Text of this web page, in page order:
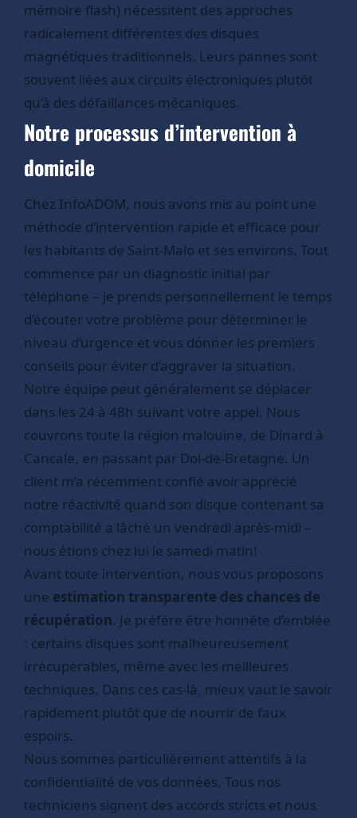
mémoire flash) nécessitent des approches
radicalement différentes des disques
magnétiques traditionnels. Leurs pannes sont
souvent liées aux circuits électroniques plutôt
qu’à des défaillances mécaniques.
Notre processus d’intervention à
domicile
Chez InfoADOM, nous avons mis au point une
méthode d’intervention rapide et efficace pour
les habitants de Saint-Malo et ses environs. Tout
commence par un diagnostic initial par
téléphone – je prends personnellement le temps
d’écouter votre problème pour déterminer le
niveau d’urgence et vous donner les premiers
conseils pour éviter d’aggraver la situation.
Notre équipe peut généralement se déplacer
dans les 24 à 48h suivant votre appel. Nous
couvrons toute la région malouine, de Dinard à
Cancale, en passant par Dol-de-Bretagne. Un
client m’a récemment confié avoir apprécié
notre réactivité quand son disque contenant sa
comptabilité a lâché un vendredi après-midi –
nous étions chez lui le samedi matin!
Avant toute intervention, nous vous proposons
une estimation transparente des chances de
récupération. Je préfère être honnête d’emblée
: certains disques sont malheureusement
irrécupérables, même avec les meilleures
techniques. Dans ces cas-là, mieux vaut le savoir
rapidement plutôt que de nourrir de faux
espoirs.
Nous sommes particulièrement attentifs à la
confidentialité de vos données. Tous nos
techniciens signent des accords stricts et nous